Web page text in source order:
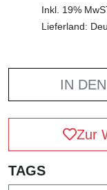
Inkl. 19%
Lieferland:
IN
Zur
TAGS